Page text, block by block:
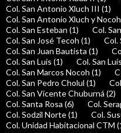
Col. San Antonio Xluch III (1)
Col. San Antonio Xluch y
Col. San Esteban (1)
Col.
Col. San José Tecoh (1)
Col.
Col. San Juan Bautista (1)
Col. San Luis (1)
Col. San
Col. San Marcos Nocoh (1)
Col. San Pedro Cholul (1)
Col. San Vicente Chuburná (2)
Col. Santa Rosa (6)
Col.
Col. Sodzil Norte (1)
Col.
Col. Unidad Habitacional CTM